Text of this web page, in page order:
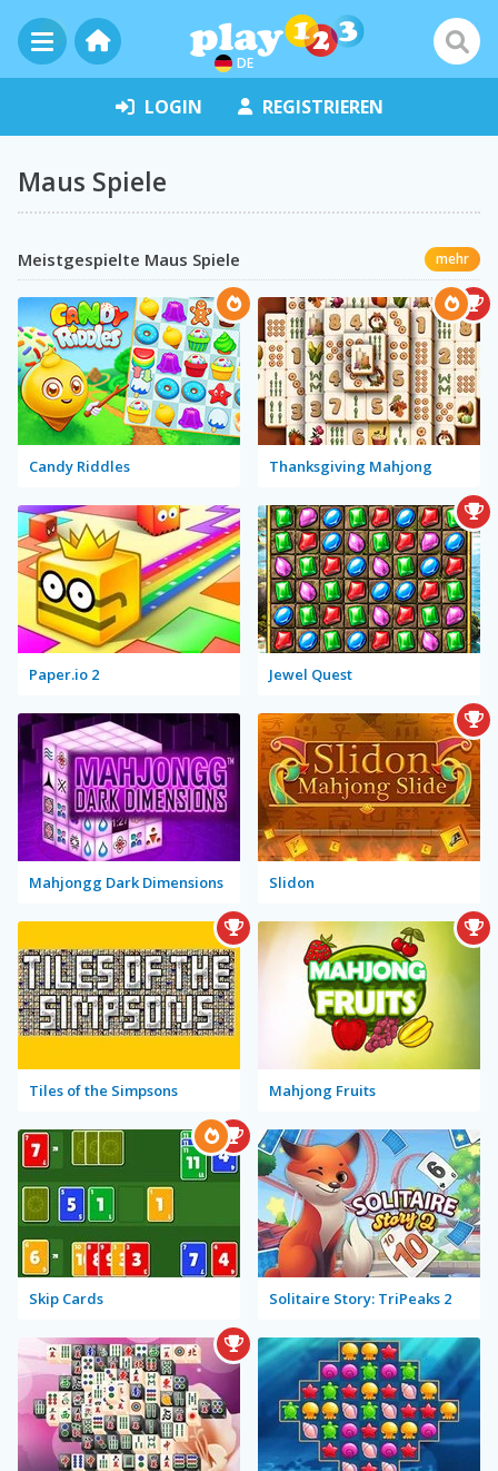
DE
LOGIN REGISTRIEREN
Maus Spiele
Meistgespielte Maus Spiele mehr
Candy Riddles Thanksgiving Mahjong
Paper.io 2 Jewel Quest
Mahjongg Dark Dimensions Slidon
Tiles of the Simpsons Mahjong Fruits
Skip Cards Solitaire Story: TriPeaks 2